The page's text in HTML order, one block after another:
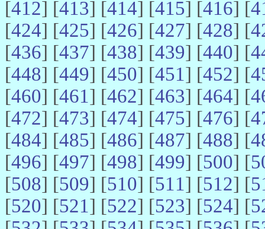
[412] [413] [414] [415] [416] [
[424] [425] [426] [427] [428] [
[436] [437] [438] [439] [440] [
[448] [449] [450] [451] [452] [
[460] [461] [462] [463] [464] [
[472] [473] [474] [475] [476] [
[484] [485] [486] [487] [488] [
[496] [497] [498] [499] [500] [
[508] [509] [510] [511] [512] [
[520] [521] [522] [523] [524] [